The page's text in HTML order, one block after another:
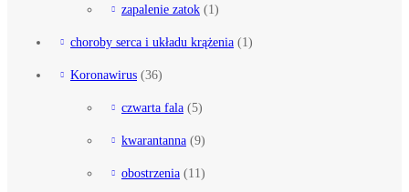
zapalenie zatok (1)
choroby serca i układu krążenia (1)
Koronawirus (36)
czwarta fala (5)
kwarantanna (9)
obostrzenia (11)